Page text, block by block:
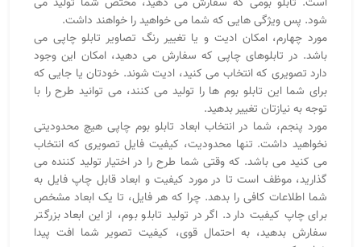
شود. پس ویژگی هایی که شما می خواهید را خواهند داشت.
مورد چهارم، امکان ادیت و یا تغییر رنگ تصاویر تابلو چاپی می
باشد. در تابلوهای چاپی که سفارش می دهید، امکان این وجود
دارد تصویری که انتخاب می کنید، ادیت شوند. خودتان یا جایی که
برای شما این تابلو بوم ها را تولید می کنند، می توانید طرح را با
توجه به نیازتان تغییر بدهید.
مورد پنجم، شما در انتخاب ابعاد تابلو بوم چاپی هیچ محدودیتی
نخواهید داشت. تنها محدودیت، کیفیت فایل تصویری که انتخاب
می کنید می باشد. که وقتی شما طرح را در اختیار تولید کننده می
گذارید، موظف است تا در مورد کیفیت و ابعاد قابل چاپ فایل به
شما اطلاعات کافی را بدهد. چرا که هر فایل، تا یک ابعاد مشخص
برای چاپ کیفیت دارد. اگر در تولید تابلو بوم، از این ابعاد بزرگتر
سفارش بدهید، به احتمال قوی، کیفیت تصویر شما افت پیدا